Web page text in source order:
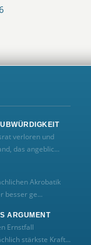
verloren und
das angeblic...
Akrobatik
besser ge...
ARGUMENT
Ernstfall
stärkste Kraft...